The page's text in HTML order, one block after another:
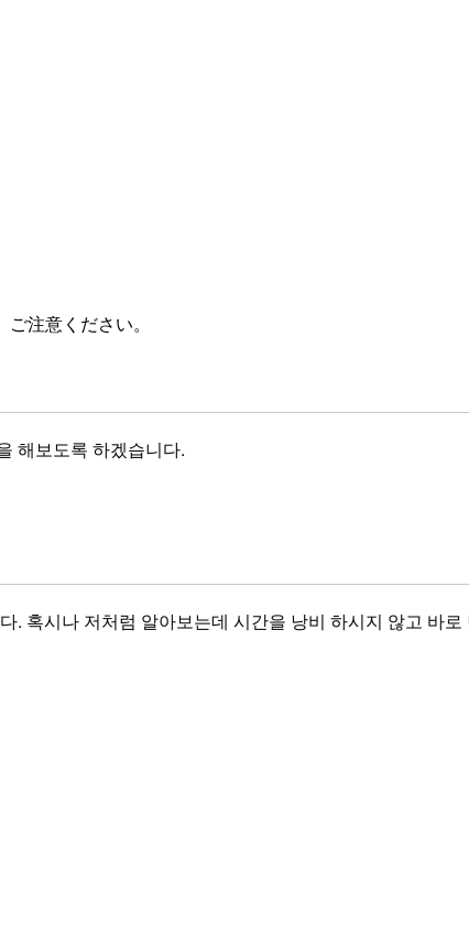
注意ください。
해보도록 하겠습니다.
혹시나 저처럼 알아보는데 시간을 낭비 하시지 않고 바